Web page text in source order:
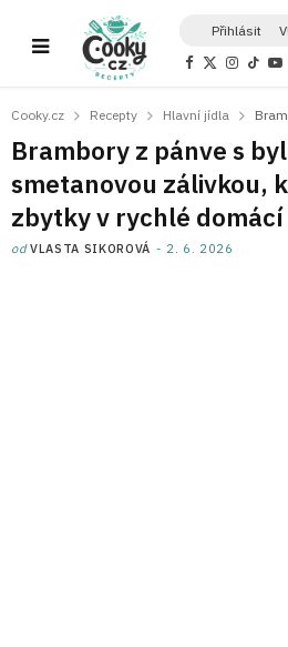
Přihlásit
F
b
o
k
X
i
t
e
r
)
I
a
r
a
m
T
o
Cooky.cz Recepty Hlavní jídla
Brambory z pánve s
smetanovou zálivkou,
zbytky v rychlé
odVLASTA SIKOROVÁ 2. 6. 2026